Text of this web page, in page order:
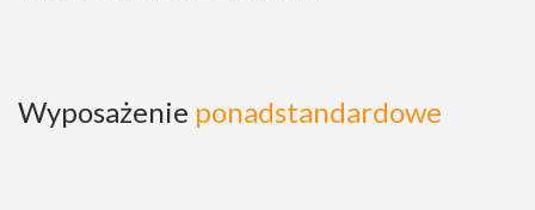
Wyposażenie ponadstandardowe